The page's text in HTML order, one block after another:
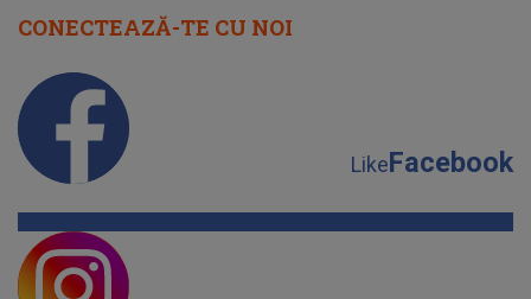
CONECTEAZĂ-TE CU NOI
LikeFacebook